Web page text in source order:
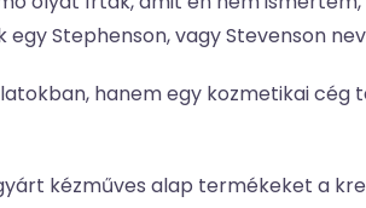
Stephenson, vagy Stevenson
hanem egy kozmetikai cég
kézműves alap termékeket a